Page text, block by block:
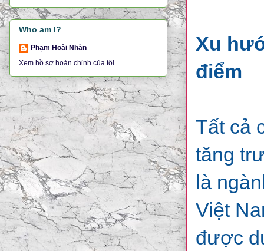
Xu
điểm
Tất cả
tăng
là
Việt
được
Who am I?
Phạm Hoài Nhân
Xem hồ sơ hoàn chỉnh của tôi